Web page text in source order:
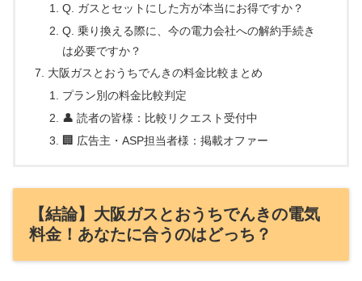
Q. ガスとセットにした方が本当にお得ですか？
Q. 乗り換える際に、今の電力会社への解約手続き
は必要ですか？
大阪ガスとおうちでんきの料金比較まとめ
プラン別の料金比較判定
👤 読者の皆様：比較リクエスト受付中
🏢 広告主・ASP担当者様：掲載オファー
【結論】大阪ガスとおうちでんきの電気
料金！あなたに合うのはどっち？